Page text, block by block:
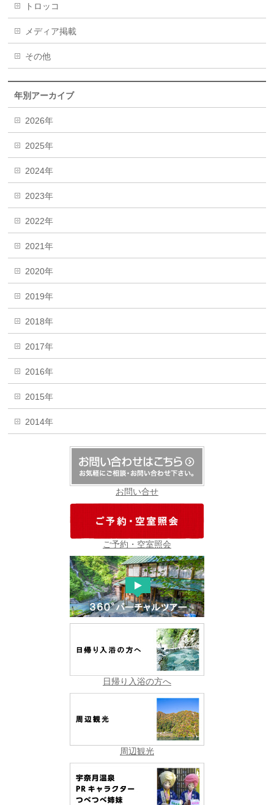
トロッコ
メディア掲載
その他
年別アーカイブ
2026年
2025年
2024年
2023年
2022年
2021年
2020年
2019年
2018年
2017年
2016年
2015年
2014年
お問い合せ
ご予約・空室照会
日帰り入浴の方へ
周辺観光